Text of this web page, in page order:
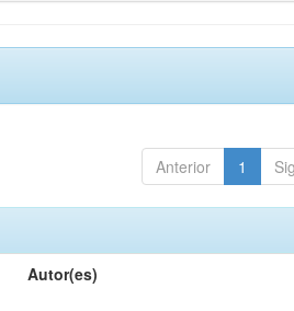
Anterior 1
Autor(es)